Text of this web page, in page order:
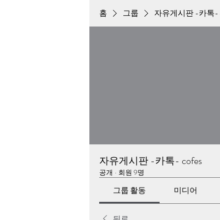
홈 그룹 자유게시판 -카톡-
자유게시판 -카톡- cofes
공개 · 회원 9명
그룹 활동 미디어